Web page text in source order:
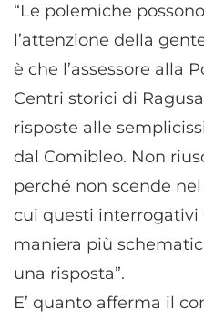
“Le polemiche
l’attenzione della
è che l’assessore alla
Centri storici di
risposte alle
dal Comibleo. Non
perché non scende
cui questi
maniera più
una risposta”.
E’ quanto afferma il